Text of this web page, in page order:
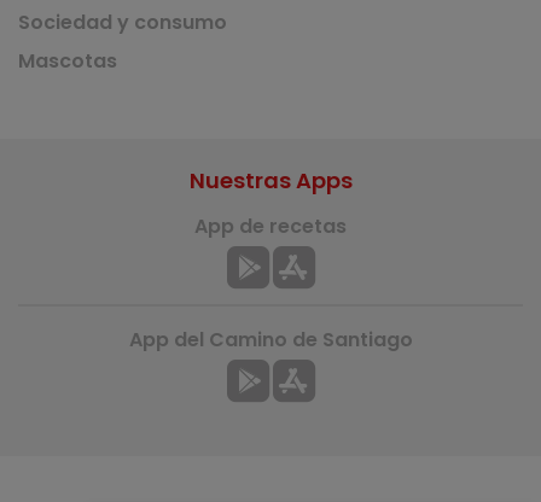
Sociedad y consumo
Mascotas
Nuestras Apps
App de recetas
App del Camino de Santiago